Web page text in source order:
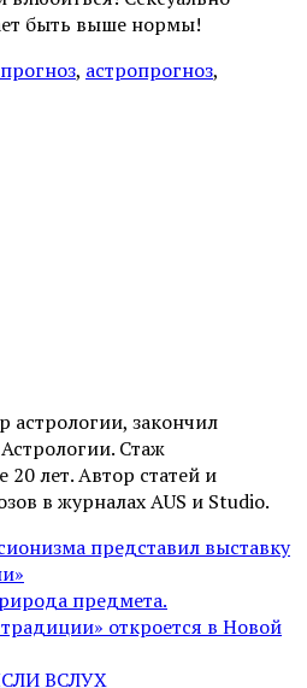
быть выше нормы!
, астропрогноз,
астрологии, закончил
Стаж
20 лет. Автор статей и
в журналах AUS и Studio.
представил выставку
предмета.
откроется в Новой
ВСЛУХ